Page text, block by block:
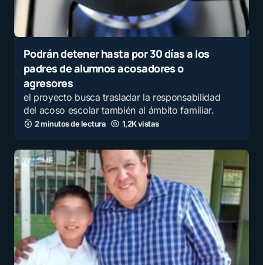
Podrán detener hasta por 30 días a los
padres de alumnos acosadores o
agresores
el proyecto busca trasladar la responsabilidad
del acoso escolar también al ámbito familiar.
2 minutos de lectura 1,2K vistas